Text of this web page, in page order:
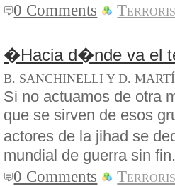
0 Comments
�Hacia d�nde va el
B. SANCHINELLI Y D.
Si no actuamos de otra
que se sirven de esos
actores de la jihad se
mundial de guerra sin
0 Comments